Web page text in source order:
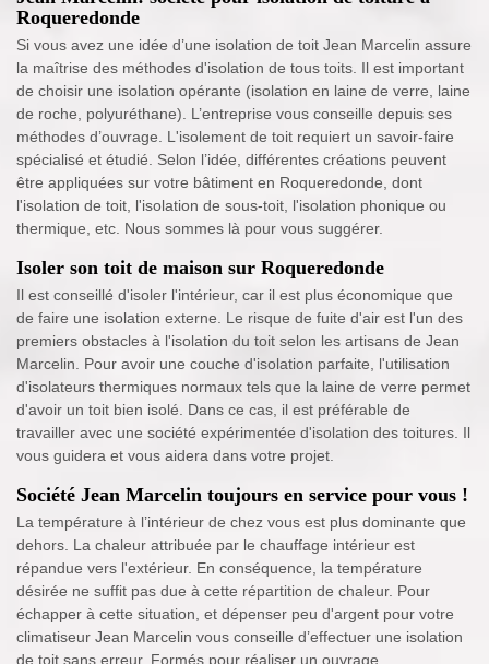
Roqueredonde
Si vous avez une idée d’une isolation de toit Jean Marcelin assure
la maîtrise des méthodes d'isolation de tous toits. Il est important
de choisir une isolation opérante (isolation en laine de verre, laine
de roche, polyuréthane). L’entreprise vous conseille depuis ses
méthodes d’ouvrage. L'isolement de toit requiert un savoir-faire
spécialisé et étudié. Selon l’idée, différentes créations peuvent
être appliquées sur votre bâtiment en Roqueredonde, dont
l'isolation de toit, l'isolation de sous-toit, l'isolation phonique ou
thermique, etc. Nous sommes là pour vous suggérer.
Isoler son toit de maison sur Roqueredonde
Il est conseillé d'isoler l'intérieur, car il est plus économique que
de faire une isolation externe. Le risque de fuite d'air est l'un des
premiers obstacles à l'isolation du toit selon les artisans de Jean
Marcelin. Pour avoir une couche d'isolation parfaite, l'utilisation
d'isolateurs thermiques normaux tels que la laine de verre permet
d'avoir un toit bien isolé. Dans ce cas, il est préférable de
travailler avec une société expérimentée d'isolation des toitures. Il
vous guidera et vous aidera dans votre projet.
Société Jean Marcelin toujours en service pour vous !
La température à l’intérieur de chez vous est plus dominante que
dehors. La chaleur attribuée par le chauffage intérieur est
répandue vers l'extérieur. En conséquence, la température
désirée ne suffit pas due à cette répartition de chaleur. Pour
échapper à cette situation, et dépenser peu d'argent pour votre
climatiseur Jean Marcelin vous conseille d’effectuer une isolation
de toit sans erreur. Formés pour réaliser un ouvrage